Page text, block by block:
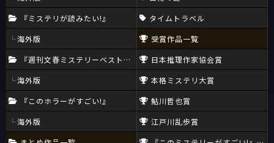
『ミステリが読みたい!』
海外版
『週刊文春ミステリーベスト10』
海外版
『このホラーがすごい!』
海外版
タイムトラベル
受賞作品一覧
日本推理作家協会賞
本格ミステリ大賞
鮎川哲也賞
江戸川乱歩賞